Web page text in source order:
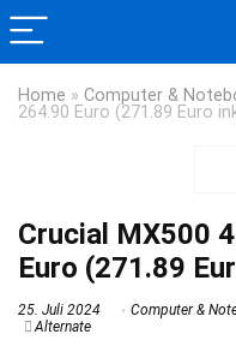
Home » Computer &
264.90 Euro (271.89 Euro
Crucial MX500
Euro (271.89
25. Juli 2024 Computer &
Alternate